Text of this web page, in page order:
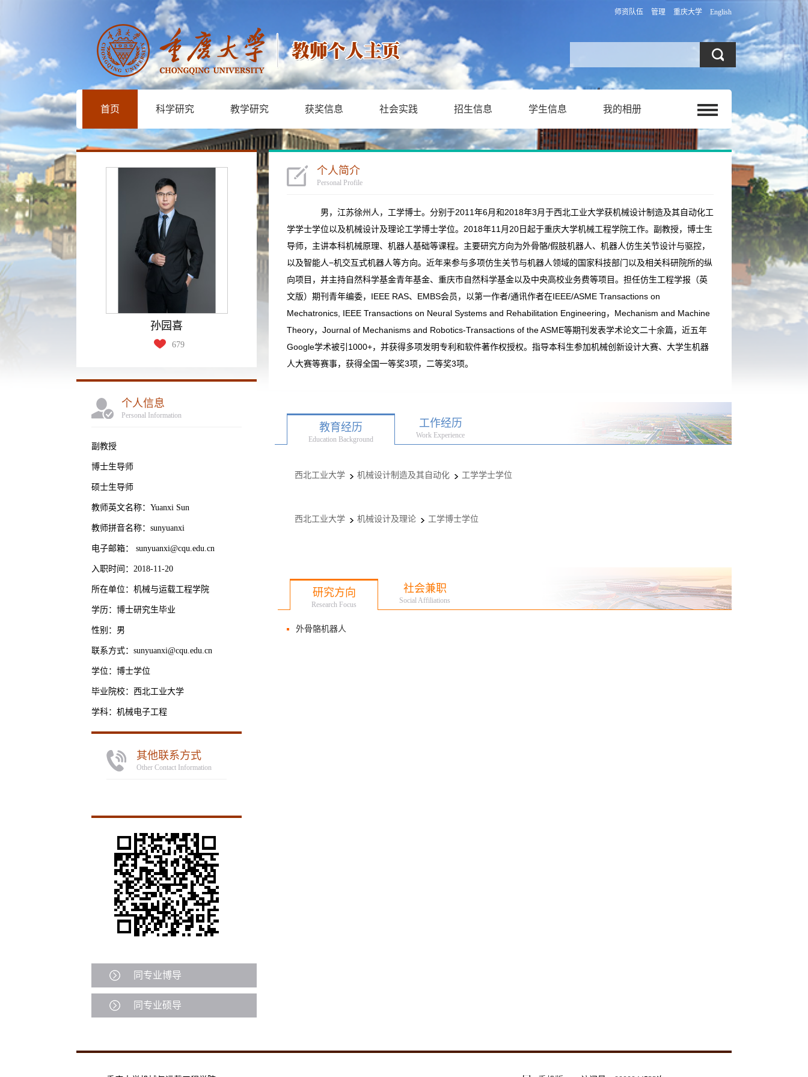
师资队伍 管理 重庆大学 English
首页 科学研究 教学研究 获奖信息 社会实践 招生信息 学生信息 我的相册
孙园喜
679
个人信息
Personal Information
副教授
博士生导师
硕士生导师
教师英文名称：Yuanxi Sun
教师拼音名称：sunyuanxi
电子邮箱： sunyuanxi@cqu.edu.cn
入职时间：2018-11-20
所在单位：机械与运载工程学院
学历：博士研究生毕业
性别：男
联系方式：sunyuanxi@cqu.edu.cn
学位：博士学位
毕业院校：西北工业大学
学科：机械电子工程
其他联系方式
Other Contact Information
同专业博导
同专业硕导
个人简介
Personal Profile
男，江苏徐州人，工学博士。分别于2011年6月和2018年3月于西北工业大学获机械设计制造及其自动化工
学学士学位以及机械设计及理论工学博士学位。2018年11月20日起于重庆大学机械工程学院工作。 副教授，博士生
导师，主讲本科机械原理、机器人基础等课程。主要研究方向为外骨骼/假肢机器人、机器人仿生关节设计与驱控，
以及智能人−机交互式机器人等方向。近年来参与多项仿生关节与机器人领域的国家科技部门以及相关科研院所的纵
向项目 ，并主持自然科学基金青年基金、重庆市自然科学基金以及中央高校业务费等项目。担任仿生工程学报（英
文版）期刊青年编委，IEEE RAS、EMBS会员，以第一作者/通讯作者在IEEE/ASME Transactions on
Mechatronics, IEEE Transactions on Neural Systems and Rehabilitation Engineering，Mechanism and Machine
Theory，Journal of Mechanisms and Robotics-Transactions of the ASME等期刊发表学术论文二十余篇，近五年
Google学术被引1000+，并获得多项发明专利和软件著作权授权。指导本科生参加机械创新设计大赛、大学生机器
人大赛等赛事，获得全国一等奖3项，二等奖3项。
教育经历
Education Background
工作经历
Work Experience
西北工业大学 机械设计制造及其自动化 工学学士学位
西北工业大学 机械设计及理论 工学博士学位
研究方向
Research Focus
社会兼职
Social Affiliations
外骨骼机器人